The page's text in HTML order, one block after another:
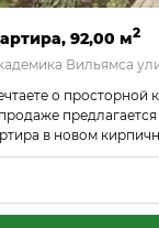
92,00 м2
Вильямса
о просторной
в новом